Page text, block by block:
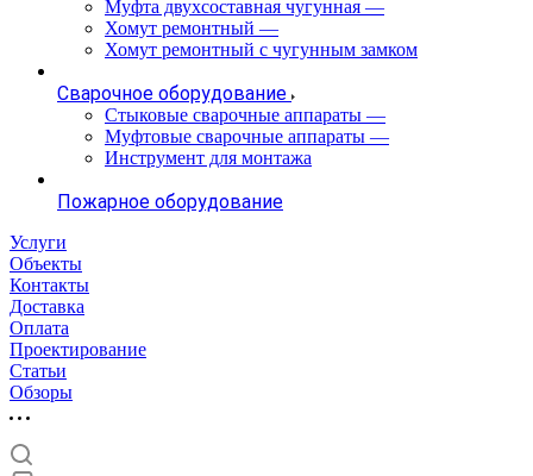
Муфта двухсоставная чугунная —
Хомут ремонтный —
Хомут ремонтный с чугунным замком
Сварочное оборудование
Стыковые сварочные аппараты —
Муфтовые сварочные аппараты —
Инструмент для монтажа
Пожарное оборудование
Услуги
Объекты
Контакты
Доставка
Оплата
Проектирование
Статьи
Обзоры